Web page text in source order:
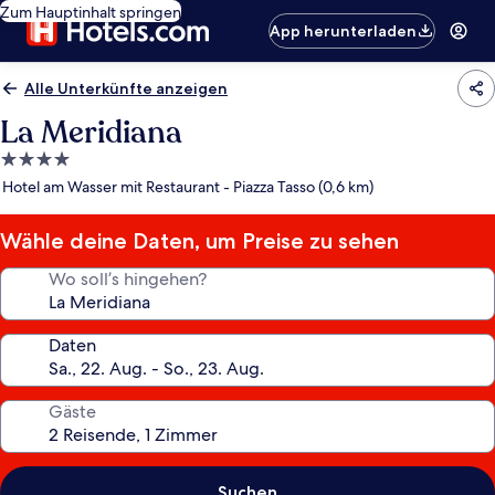
Zum Hauptinhalt springen
App herunterladen
Alle Unterkünfte anzeigen
La Meridiana
4.0-
Sterne-
Hotel am Wasser mit Restaurant - Piazza Tasso (0,6 km)
Wähle deine Daten, um Preise zu sehen
Wo soll’s hingehen?
Daten
Gäste